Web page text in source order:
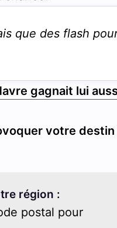
que des flash
gagnait lui
votre
région :
postal pour